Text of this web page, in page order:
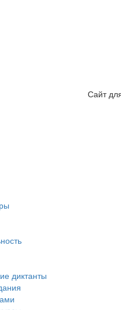
Сайт
диктанты